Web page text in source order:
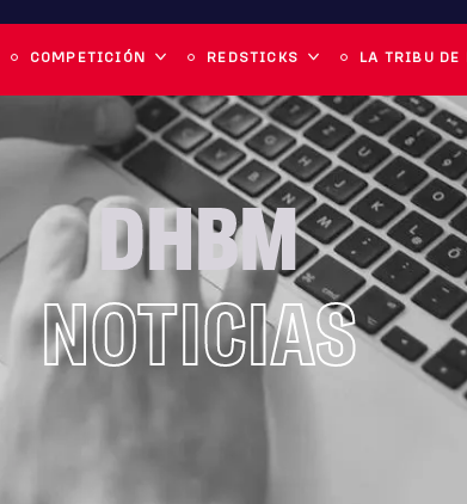
COMPETICIÓN REDSTICKS LA TRIBU DE
DHBM
NOTICIAS